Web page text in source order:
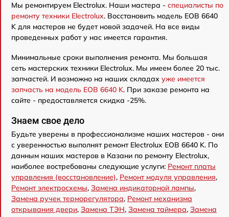
Мы ремонтируем Electrolux. Наши мастера - специалисты по
ремонту техники Electrolux. Восстановить модель EOB 6640
K для мастеров не будет новой задачей. На все виды
проведенных работ у нас имеется гарантия.
Минимальные сроки выполнения ремонта. Мы большая
сеть мастерских техники Electrolux. Мы имеем более 20 тыс.
запчастей. И возможно на наших складах уже имеется
запчасть на модель EOB 6640 K. При заказе ремонта на
сайте - предоставляется скидка -25%.
Знаем свое дело
Будьте уверены в профессионализме наших мастеров - они
с уверенностью выполнят ремонт Electrolux EOB 6640 K. По
данным наших мастеров в Казани по ремонту Electrolux,
наиболее востребованы следующие услуги: Ремонт платы
управления (восстановление), Ремонт модуля управления,
Ремонт электросхемы, Замена индикаторной лампы,
Замена ручек терморегулятора, Ремонт механизма
открывания двери, Замена ТЭН, Замена таймера, Замена